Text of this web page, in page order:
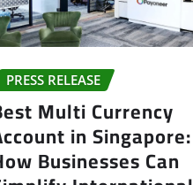
PRESS RELEASE
Multi Currency
in Singapore:
Businesses Can